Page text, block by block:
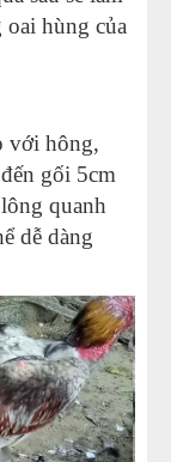
oai hùng của
với hông,
gối 5cm
quanh
dễ dàng